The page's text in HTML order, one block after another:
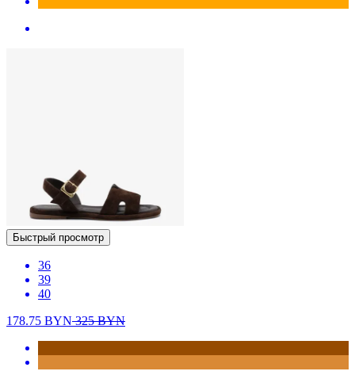
Быстрый просмотр
36
39
40
178.75 BYN325BYN